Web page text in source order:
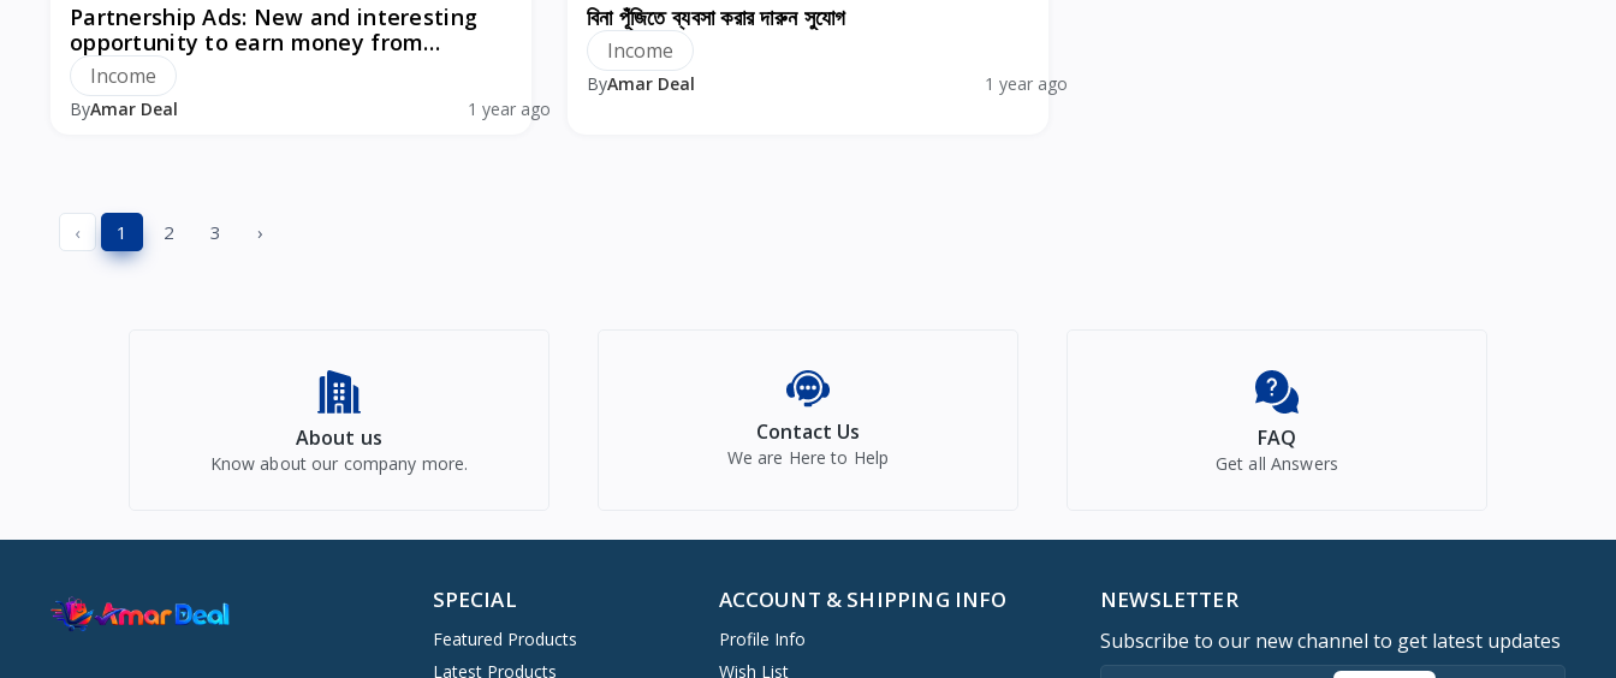
Partnership Ads: New and interesting
opportunity to earn money from
Facebook
Income
ByAmar Deal 1 year ago
বিনা পূঁজিতে ব্যবসা করার দারুন সুযোগ
Income
ByAmar Deal 1 year ago
‹ 1 2 3 ›
About us
Know about our company more.
Contact Us
We are Here to Help
FAQ
Get all Answers
SPECIAL
Featured Products
Latest Products
ACCOUNT & SHIPPING INFO
Profile Info
Wish List
NEWSLETTER
Subscribe to our new channel to get latest updates